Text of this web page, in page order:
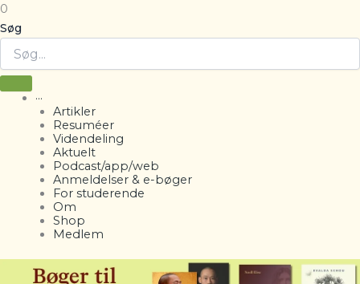
0
Søg
···
Artikler
Resuméer
Videndeling
Aktuelt
Podcast/app/web
Anmeldelser & e-bøger
For studerende
Om
Shop
Medlem